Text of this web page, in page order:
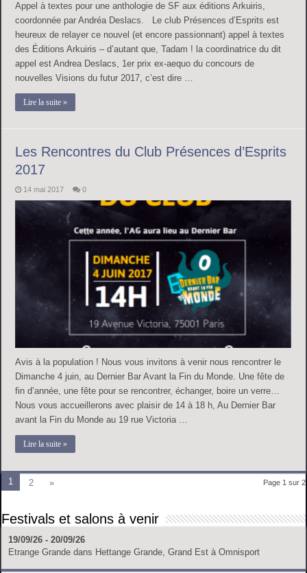
Appel à textes pour une anthologie de SF aux éditions Arkuiris,
coordonnée par Andréa Deslacs. Le club Présences d’Esprits est
heureux de relayer ce nouvel (et encore passionnant) appel à textes
des Éditions Arkuiris – d’autant que, Tadam ! la coordinatrice du dit
appel est Andrea Deslacs, 1er prix ex-aequo du concours de
nouvelles Visions du futur 2017, c’est dire …
Lire la suite »
Les Rencontres du Club Présences d’Esprits
2017
14 mai 2017 0
Avis à la population ! Nous vous invitons à venir nous rencontrer le
Dimanche 4 juin, au Dernier Bar Avant la Fin du Monde. Une fête de
fin d’année, une fête pour se rencontrer, échanger, boire un verre…
Nous vous accueillerons avec plaisir de 14 à 18 h, Au Dernier Bar
avant la Fin du Monde au 19 rue Victoria …
Lire la suite »
Page 1 sur 2
1 2 »
Festivals et salons à venir
19/09/26 - 20/09/26
Etrange Grande dans Hettange Grande, Grand Est à Omnisport